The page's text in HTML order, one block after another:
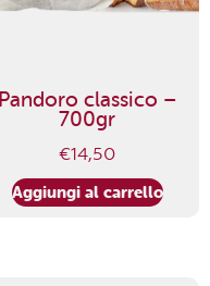
Pandoro classico –
700gr
€14,50
Aggiungi al carrello